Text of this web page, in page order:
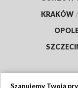
KRAKÓW /
Szanujemy Twoją